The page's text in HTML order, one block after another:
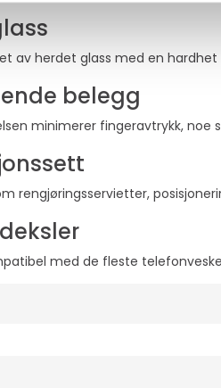
av herdet glass med en
belegg
minimerer fingeravtrykk,
rengjøringsservietter,
med de fleste